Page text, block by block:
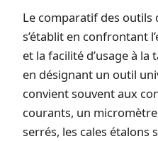
Le comparatif des outils
s’établit en confrontant
et la facilité d’usage à
en désignant un outil
convient souvent aux
courants, un
serrés, les cales étalons